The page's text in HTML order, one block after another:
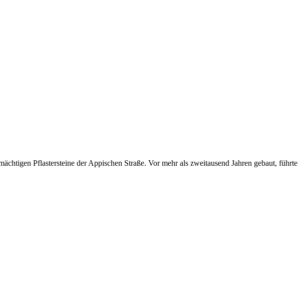
Pflastersteine der Appischen Straße. Vor mehr als zweitausend Jahren gebaut, führte